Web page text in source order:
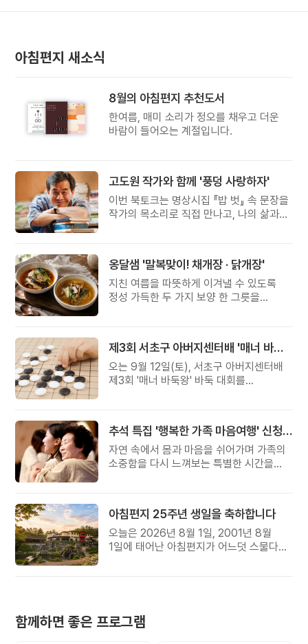
아침편지 새소식
8월의 아침편지 추천도서
한여름, 매미 소리가 정오를 채우고 더운
바람이 들어오는 계절입니다.
고도원 작가와 함께 '풍덩 사랑하자'
이번 북토크는 명상시집 『밥 벗』 속 문장을
작가의 목소리로 직접 만나고, 나의 삶과
옹달샘 '말복맞이! 채개장 · 닭개장'
지친 여름을 따뜻하게 이겨낼 수 있도록
정성 가득한 두 가지 보양 한 그릇을
제3회 서초구 아버지센터배 '매너 바둑왕' 대회
오는 9월 12일(토), 서초구 아버지센터배
제3회 '매너 바둑왕' 바둑 대회를
추석 특집 '행복한 가족 마음여행' 신청 안내
자연 속에서 몸과 마음을 쉬어가며 가족의
소중함을 다시 느껴보는 특별한 시간을
아침편지 25주년 생일을 축하합니다
오늘은 2026년 8월 1일, 2001년 8월
1일에 태어난 아침편지가 어느덧 스물다섯
함께하면 좋은 프로그램